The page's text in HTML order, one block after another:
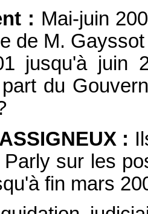
: Mai-juin
de M.
jusqu'à juin
du
:
sur les
fin mars